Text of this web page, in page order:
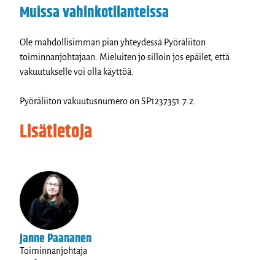
Muissa vahinkotilanteissa
Ole mahdollisimman pian yhteydessä Pyöräliiton
toiminnanjohtajaan. Mieluiten jo silloin jos epäilet, että
vakuutukselle voi olla käyttöä.
Pyöräliiton vakuutusnumero on SP1237351.7.2.
Lisätietoja
Janne Paananen
Toiminnanjohtaja